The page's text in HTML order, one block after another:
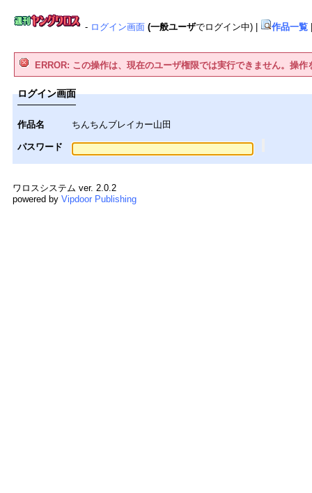
- ログイン画面 (一般ユーザでログイン中) 作品一覧
ERROR: この操作は、現在のユーザ権限では実行できません。操
ログイン画面
作品名 ちんちんブレイカー山田
パスワード
ワロスシステム ver. 2.0.2
powered byVipdoor Publishing